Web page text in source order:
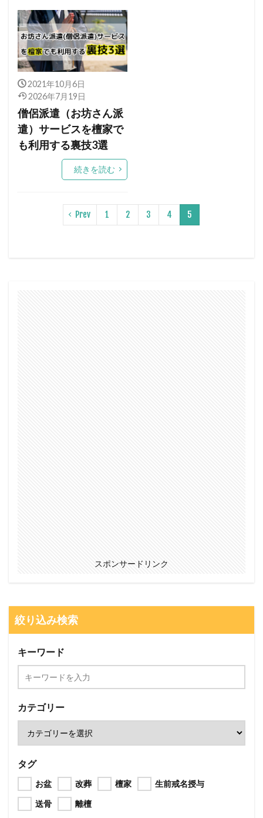
2021年10月6日
2026年7月19日
僧侶派遣（お坊さん派
遣）サービスを檀家で
も利用する裏技3選
続きを読む
Prev 1 2 3 4 5
スポンサードリンク
絞り込み検索
キーワード
カテゴリー
タグ
お盆 改葬 檀家
生前戒名授与
送骨
離檀